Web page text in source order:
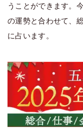
うことができます。
の運勢と合わせて、
に占います。